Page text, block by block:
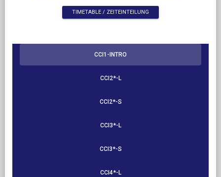
TIMETABLE / ZEITEINTEILUNG
CCI1-INTRO
CCI2*-L
CCI2*-S
CCI3*-L
CCI3*-S
CCI4*-L